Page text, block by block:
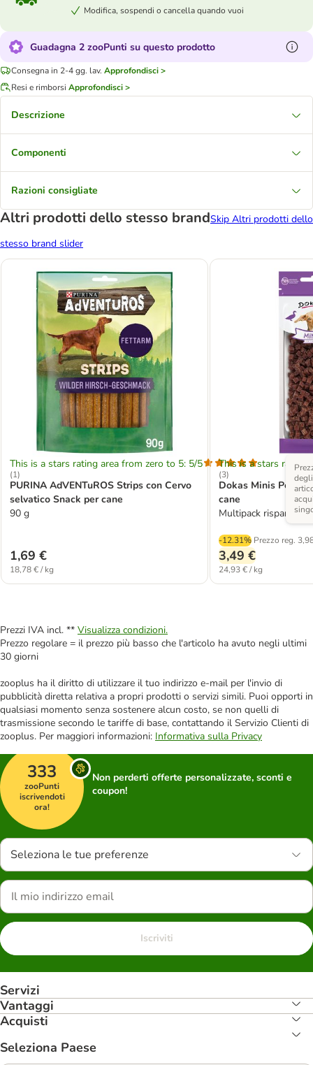
Modifica, sospendi o cancella quando vuoi
Guadagna 2 zooPunti su questo prodotto
Consegna in 2-4 gg. lav. Approfondisci >
Resi e rimborsi Approfondisci >
Descrizione
Componenti
Razioni consigliate
Altri prodotti dello stesso brandSkip Altri prodotti dello
stesso brand slider
This is a stars rating area from zero to 5: 5/5
(1)
PURINA AdVENTuROS Strips con Cervo
selvatico Snack per cane
90 g
1,69 €
18,78 € / kg
This is a stars rating
(3)
Dokas Minis Petto
cane
Multipack risparmio:
-12.31% Prezzo reg.
3,49 €
24,93 € / kg
Prezzi IVA incl. ** Visualizza condizioni.
Prezzo regolare = il prezzo più basso che l'articolo ha avuto negli ultimi
30 giorni
zooplus ha il diritto di utilizzare il tuo indirizzo e-mail per l'invio di
pubblicità diretta relativa a propri prodotti o servizi simili. Puoi opporti in
qualsiasi momento senza sostenere alcun costo, se non quelli di
trasmissione secondo le tariffe di base, contattando il Servizio Clienti di
zooplus. Per maggiori informazioni: Informativa sulla Privacy
333
zooPunti
iscrivendoti
ora!
Non perderti offerte personalizzate, sconti e
coupon!
Seleziona le tue preferenze
Iscriviti
Servizi
Vantaggi
Acquisti
Seleziona Paese